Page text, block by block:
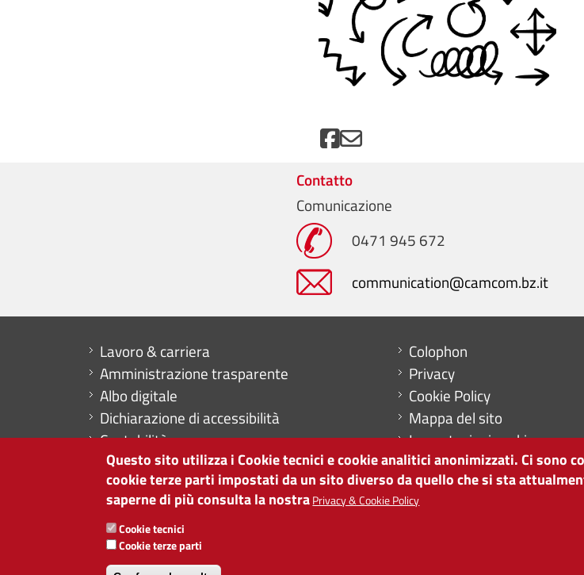
Contatto
Comunicazione
0471 945 672
communication@camcom.bz.it
Mini menu di servizio
Lavoro & carriera
Amministrazione trasparente
Albo digitale
Dichiarazione di accessibilità
Contabilità
Menu footer
Colophon
Privacy
Cookie Policy
Mappa del sito
Impostazioni cookie
CAMERA DI COMMERCIO DI BOLZANO
via Alto Adige 60 | I-39100 Bolzano
tel. 0471 945 511 |
Partita IVA: 00376420212
ISTITUTO PER LA PROMOZIONE DELLO SVILUPPO ECONOMICO
Questo sito utilizza i Cookie tecnici e cookie analitici anonimizzati. Ci sono
cookie terze parti impostati da un sito diverso da quello che si sta
saperne di più consulta la nostraPrivacy & Cookie Policy
Cookie tecnici
Cookie terze parti